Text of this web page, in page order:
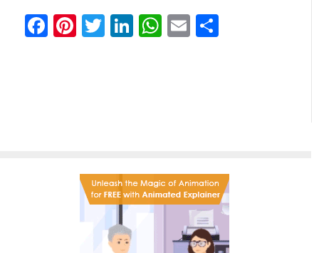
Facebook
Pinterest
Twitter
LinkedIn
WhatsApp
Email